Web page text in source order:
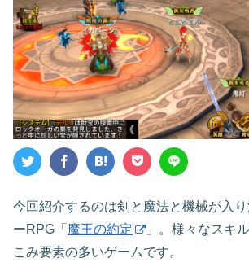
今回紹介するのは剣と魔法と機械が入
ーRPG「 魔王の約定
」。様々なスキ
こみ要素の多いゲームです。